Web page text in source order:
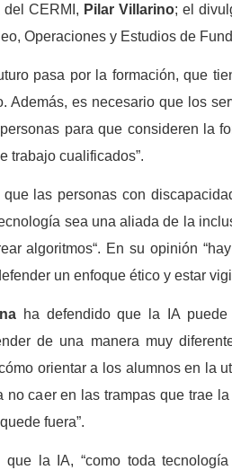
CERMI, Pilar Villarino; el
Operaciones y Estudios de
pasa por la formación, que
Además, es necesario que los
para que consideren la
trabajo cualificados”.
que las personas con
sea una aliada de la
algoritmos“. En su opinión
un enfoque ético y estar
ha defendido que la IA puede
de una manera muy
orientar a los alumnos en la
no caer en las trampas que trae
fuera”.
la IA, “como toda